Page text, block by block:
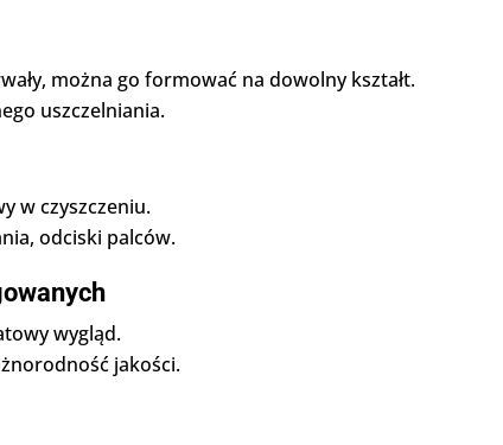
można go formować na dowolny kształt.
uszczelniania.
w czyszczeniu.
odciski palców.
wygląd.
jakości.